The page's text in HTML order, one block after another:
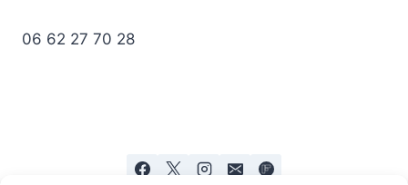
06 62 27 70 28